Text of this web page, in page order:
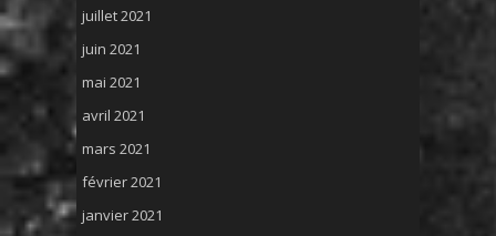
juillet 2021
juin 2021
mai 2021
avril 2021
mars 2021
février 2021
janvier 2021